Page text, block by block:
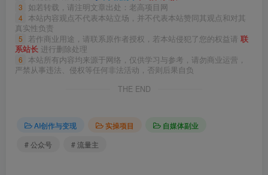
3 如若转载，请注明文章出处：老高项目网
4
本站内容观点不代表本站立场，并不代表本站赞同其观点和对其
真实性负责
5 若作商业用途，请联系原作者授权，若本站侵犯了您的权益请 联
系站长 进行删除处理
6
本站所有内容均来源于网络，仅供学习与参考，请勿商业运营，
严禁从事违法、侵权等任何非法活动，否则后果自负
THE END
AI创作与变现 实操项目
自媒体副业
# 公众号
# 流量主